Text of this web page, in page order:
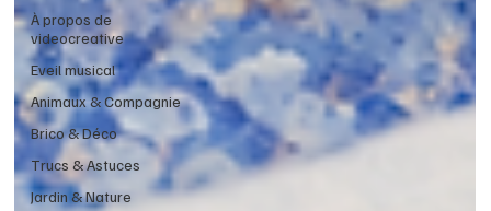
À propos de
videocreative
Eveil musical
Animaux & Compagnie
Brico & Déco
Trucs & Astuces
Jardin & Nature